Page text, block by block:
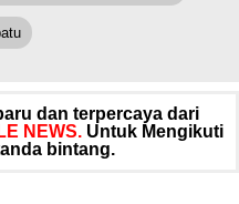
dan terpercaya dari
NEWS. Untuk Mengikuti
bintang.